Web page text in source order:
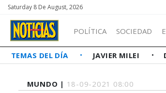
Saturday 8 De August, 2026
POLÍTICA SOCIEDAD
TEMAS DEL DÍA JAVIER MILEI
MUNDO | 18-09-2021 08:00